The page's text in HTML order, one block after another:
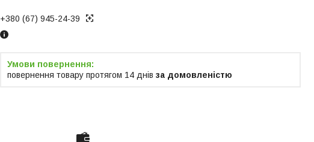
+380 (67) 945-24-39
повернення товару протягом 14 днів за домовленістю